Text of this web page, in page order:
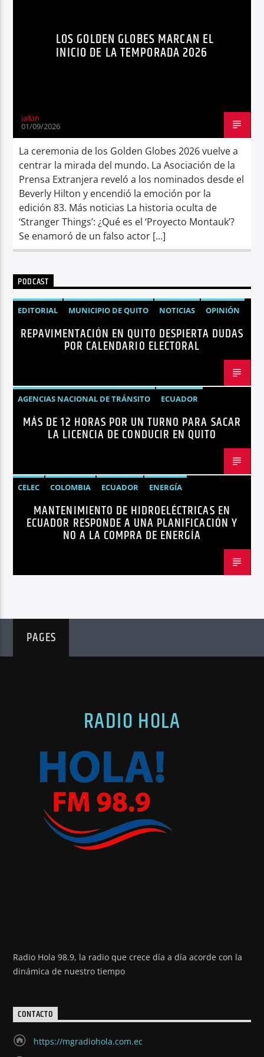
LOS GOLDEN GLOBES MARCAN EL
INICIO DE LA TEMPORADA 2026
jallan
01/09/2026
La ceremonia de los Golden Globes 2026 vuelve a
centrar la mirada del mundo. La Asociación de la
Prensa Extranjera reveló a los nominados desde el
Beverly Hilton y encendió la emoción por la
edición 83. Más noticias La historia oculta de
‘Stranger Things’: ¿Qué es el ‘Proyecto Montauk’?
Se enamoró de un falso actor […]
PODCAST
EDITORIAL MUNICIPIO DE QUITO NOTICIAS
OPINIÓN
QUITO
REPAVIMENTACIÓN
REPAVIMENTACIÓN EN QUITO DESPIERTA DUDAS
POR CALENDARIO ELECTORAL
AGENCIAS NACIONAL DE TRÁNSITO
ECUADOR
LICENCIAS
NOTICIAS
MÁS DE 12 HORAS POR UN TURNO PARA SACAR
LA LICENCIA DE CONDUCIR EN QUITO
CELEC COLOMBIA ECUADOR
ENERGÍA
HIDROELÉCTRICAS
NOTICIAS
MANTENIMIENTO DE HIDROELÉCTRICAS EN
ECUADOR RESPONDE A UNA PLANIFICACIÓN Y
NO A LA COMPRA DE ENERGÍA
PAGES
RADIO HOLA
Radio Hola 98.9, la radio que crece día a día acorde con la
dinámica de nuestro tiempo
CONTACTO
https://mgradiohola.com.ec